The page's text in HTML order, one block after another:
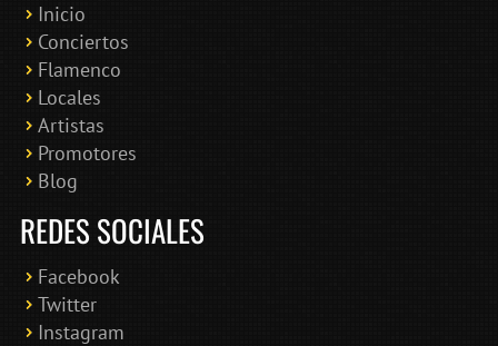
Inicio
Conciertos
Flamenco
Locales
Artistas
Promotores
Blog
REDES SOCIALES
Facebook
Twitter
Instagram